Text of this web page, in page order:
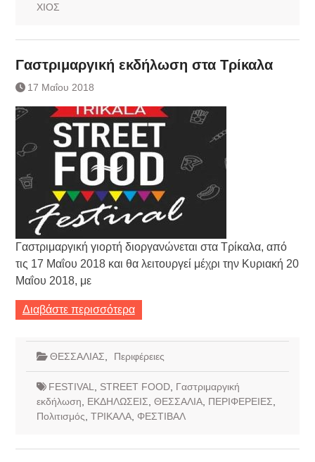
ΧΙΟΣ
Γαστριμαργική εκδήλωση στα Τρίκαλα
17 Μαΐου 2018
Γαστριμαργική γιορτή διοργανώνεται στα Τρίκαλα, από
τις 17 Μαΐου 2018 και θα λειτουργεί μέχρι την Κυριακή 20
Μαΐου 2018, με
Διαβάστε περισσότερα
ΘΕΣΣΑΛΙΑΣ Περιφέρειες
FESTIVAL STREET FOOD, Γαστριμαργική
εκδήλωση
ΕΚΔΗΛΩΣΕΙΣ ΘΕΣΣΑΛΙΑ, ΠΕΡΙΦΕΡΕΙΕΣ
Πολιτισμός ΤΡΙΚΑΛΑ, ΦΕΣΤΙΒΑΛ